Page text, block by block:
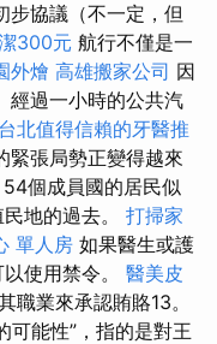
步協議（不一定，但
300元 航行不僅是一
外燴 高雄搬家公司 因
經過一小時的公共汽
台北值得信賴的牙醫推
緊張局勢正變得越來
54個成員國的居民似
地的過去。 打掃家
單人房 如果醫生或護
使用禁令。 醫美皮
職業來承認賄賂13。
可能性”，指的是對王